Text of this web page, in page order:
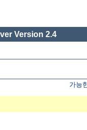
Version 2.4
가능